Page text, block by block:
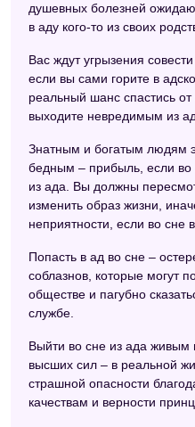
душевных болезней
в аду кого-то из своих
Вас ждут угрызения
если вы сами горите в
реальный шанс спастись
выходите невредимым из
Знатным и богатым людям
бедным – прибыль, если во
из ада. Вы должны
изменить образ жизни,
неприятности, если во сне
Попасть в ад во сне –
соблазнов, которые могут
обществе и пагубно
службе.
Выйти во сне из ада
высших сил – в реальной
страшной опасности
качествам и верности